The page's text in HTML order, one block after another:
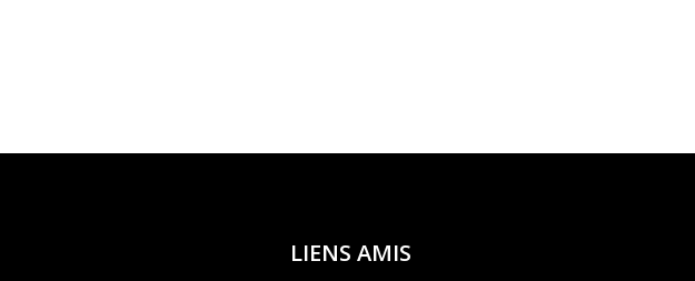
LIENS AMIS